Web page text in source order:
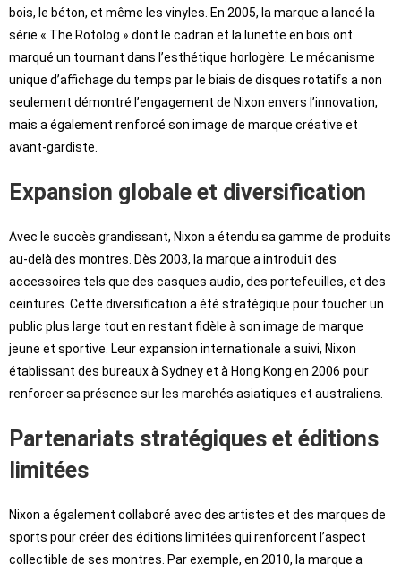
bois, le béton, et même les vinyles. En 2005, la marque a lancé la
série « The Rotolog » dont le cadran et la lunette en bois ont
marqué un tournant dans l’esthétique horlogère. Le mécanisme
unique d’affichage du temps par le biais de disques rotatifs a non
seulement démontré l’engagement de Nixon envers l’innovation,
mais a également renforcé son image de marque créative et
avant-gardiste.
Expansion globale et diversification
Avec le succès grandissant, Nixon a étendu sa gamme de produits
au-delà des montres. Dès 2003, la marque a introduit des
accessoires tels que des casques audio, des portefeuilles, et des
ceintures. Cette diversification a été stratégique pour toucher un
public plus large tout en restant fidèle à son image de marque
jeune et sportive. Leur expansion internationale a suivi, Nixon
établissant des bureaux à Sydney et à Hong Kong en 2006 pour
renforcer sa présence sur les marchés asiatiques et australiens.
Partenariats stratégiques et éditions
limitées
Nixon a également collaboré avec des artistes et des marques de
sports pour créer des éditions limitées qui renforcent l’aspect
collectible de ses montres. Par exemple, en 2010, la marque a